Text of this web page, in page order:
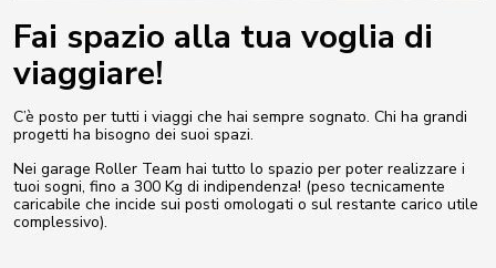
Fai spazio alla tua voglia di
viaggiare!
C’è posto per tutti i viaggi che hai sempre sognato. Chi ha grandi
progetti ha bisogno dei suoi spazi.
Nei garage Roller Team hai tutto lo spazio per poter realizzare i
tuoi sogni, fino a 300 Kg di indipendenza! (peso tecnicamente
caricabile che incide sui posti omologati o sul restante carico utile
complessivo).